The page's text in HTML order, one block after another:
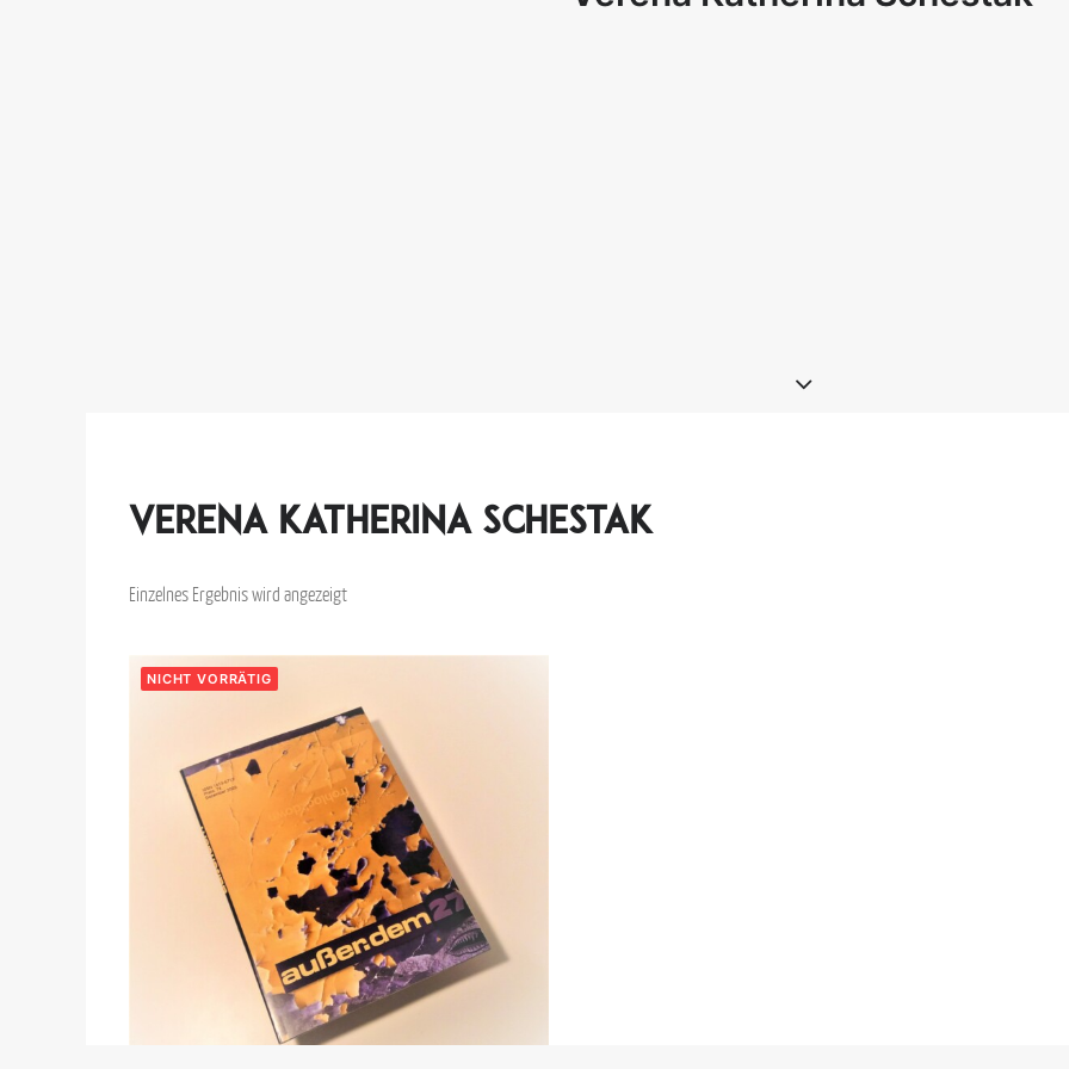
Verena Katherina Schestak
Einzelnes Ergebnis wird angezeigt
NICHT VORRÄTIG